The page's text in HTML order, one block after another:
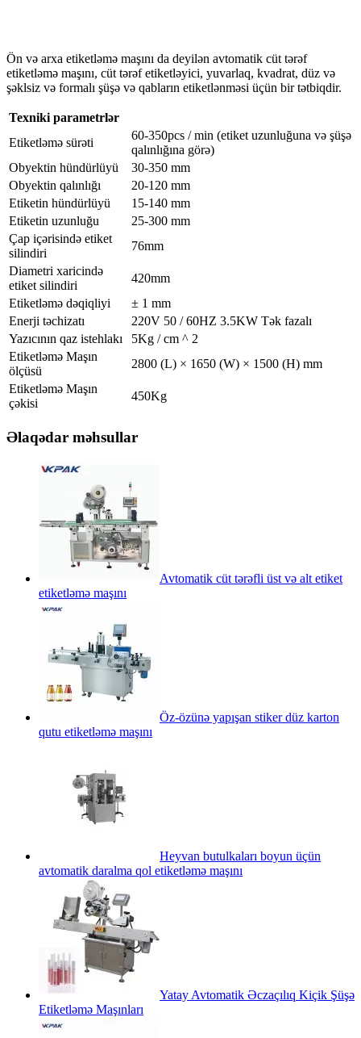
Ön və arxa etiketləmə maşını da deyilən avtomatik cüt tərəf
etiketləmə maşını, cüt tərəf etiketləyici, yuvarlaq, kvadrat, düz və
şəklsiz və formalı şüşə və qabların etiketlənməsi üçün bir tətbiqdir.
Texniki parametrlər
Etiketləmə sürəti
60-350pcs / min (etiket uzunluğuna və şüşə
qalınlığına görə)
Obyektin hündürlüyü
30-350 mm
Obyektin qalınlığı
20-120 mm
Etiketin hündürlüyü
15-140 mm
Etiketin uzunluğu
25-300 mm
Çap içərisində etiket
silindiri
76mm
Diametri xaricində
etiket silindiri
420mm
Etiketləmə dəqiqliyi
± 1 mm
Enerji təchizatı
220V 50 / 60HZ 3.5KW Tək fazalı
Yazıcının qaz istehlakı
5Kg / cm ^ 2
Etiketləmə Maşın
ölçüsü
2800 (L) × 1650 (W) × 1500 (H) mm
Etiketləmə Maşın
çəkisi
450Kg
Əlaqədar məhsullar
Avtomatik cüt tərəfli üst və alt etiket
etiketləmə maşını
Öz-özünə yapışan stiker düz karton
qutu etiketləmə maşını
Heyvan butulkaları boyun üçün
avtomatik daralma qol etiketləmə maşını
Yatay Avtomatik Əczaçılıq Kiçik Şüşə
Etiketləmə Maşınları